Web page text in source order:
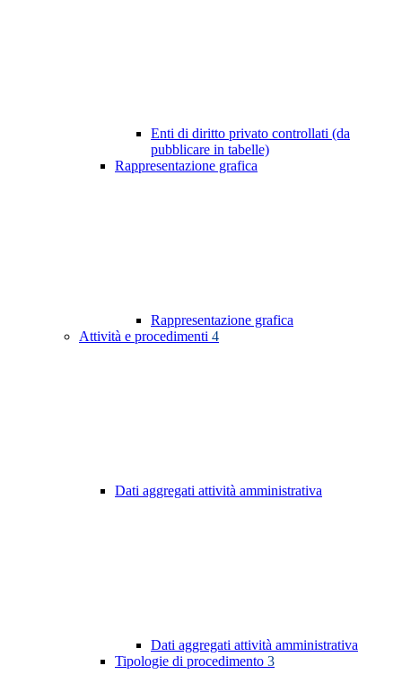
Enti di diritto privato controllati (da
pubblicare in tabelle)
Rappresentazione grafica
Rappresentazione grafica
Attività e procedimenti 4
Dati aggregati attività amministrativa
Dati aggregati attività amministrativa
Tipologie di procedimento 3